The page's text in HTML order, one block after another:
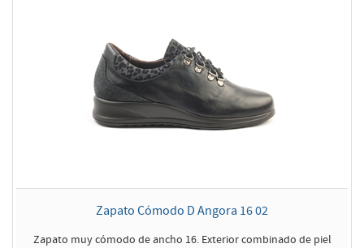
Zapato Cómodo D Angora 16 02
Zapato muy cómodo de ancho 16. Exterior combinado de piel